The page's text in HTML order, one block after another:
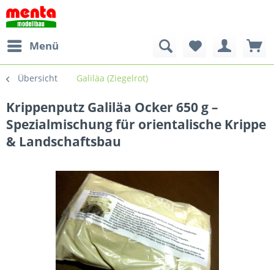
Menü
Übersicht Galiläa (Ziegelrot)
Krippenputz Galiläa Ocker 650 g –
Spezialmischung für orientalische Krippe
& Landschaftsbau